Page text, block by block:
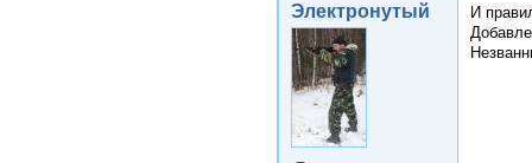
Электронутый
И